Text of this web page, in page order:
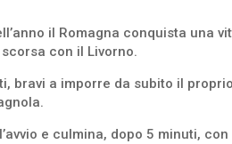
il Romagna conquista una
con il Livorno.
bravi a imporre da subito il
e culmina, dopo 5 minuti,